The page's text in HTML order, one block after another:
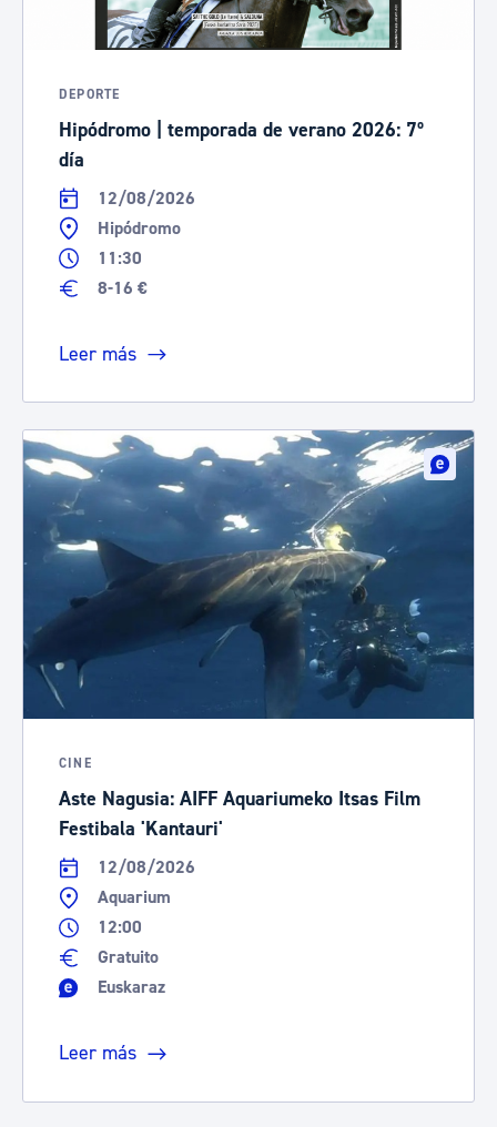
DEPORTE
Hipódromo | temporada de verano 2026: 7º
día
12/08/2026
Hipódromo
11:30
8-16 €
Leer más
CINE
Aste Nagusia: AIFF Aquariumeko Itsas Film
Festibala 'Kantauri'
12/08/2026
Aquarium
12:00
Gratuito
Euskaraz
Leer más